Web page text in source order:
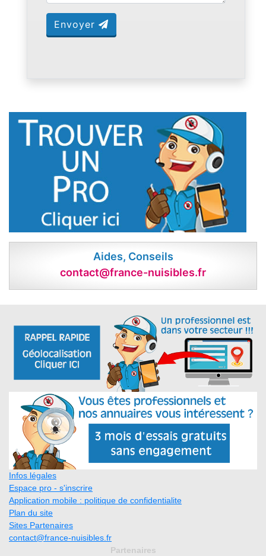
Envoyer
Aides, Conseils
contact@france-nuisibles.fr
Infos légales
Espace pro - s'inscrire
Application mobile : politique de confidentialite
Plan du site
Sites Partenaires
contact@france-nuisibles.fr
Partenaires